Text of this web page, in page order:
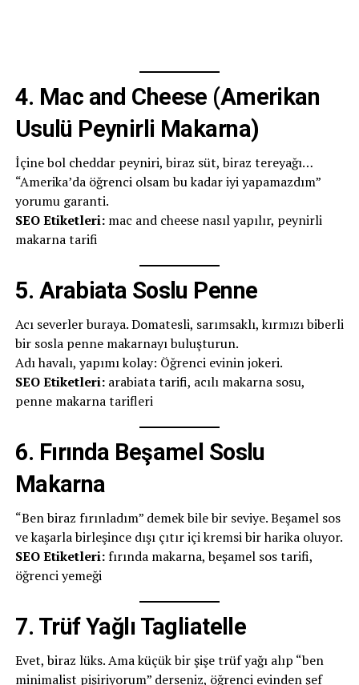
4. Mac and Cheese (Amerikan
Usulü Peynirli Makarna)
İçine bol cheddar peyniri, biraz süt, biraz tereyağı…
“Amerika’da öğrenci olsam bu kadar iyi yapamazdım”
yorumu garanti.
SEO Etiketleri:mac and cheese nasıl yapılır, peynirli
makarna tarifi
5. Arabiata Soslu Penne
Acı severler buraya. Domatesli, sarımsaklı, kırmızı biberli
bir sosla penne makarnayı buluşturun.
Adı havalı, yapımı kolay: Öğrenci evinin jokeri.
SEO Etiketleri:arabiata tarifi, acılı makarna sosu,
penne makarna tarifleri
6. Fırında Beşamel Soslu
Makarna
“Ben biraz fırınladım” demek bile bir seviye. Beşamel sos
ve kaşarla birleşince dışı çıtır içi kremsi bir harika oluyor.
SEO Etiketleri:fırında makarna, beşamel sos tarifi,
öğrenci yemeği
7. Trüf Yağlı Tagliatelle
Evet, biraz lüks. Ama küçük bir şişe trüf yağı alıp “ben
minimalist pişiriyorum” derseniz, öğrenci evinden şef